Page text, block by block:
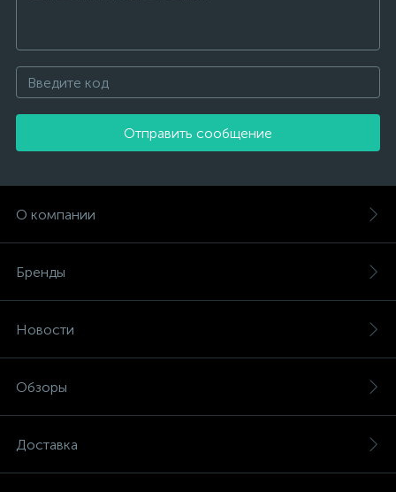
Отправить сообщение
О компании
Бренды
Новости
Обзоры
Доставка